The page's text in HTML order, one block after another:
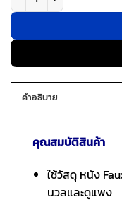
คำอธิบาย
คุณสมบัติสินค้า
ใช้วัสดุ หนัง
นวลและดูแพง